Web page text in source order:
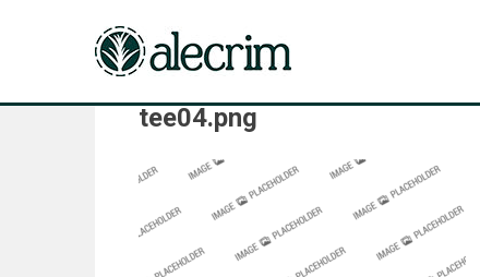
tee04.png